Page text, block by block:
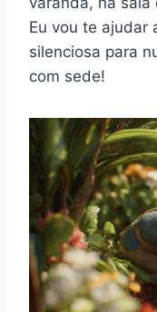
Eu vou te ajudar
silenciosa para
com sede!